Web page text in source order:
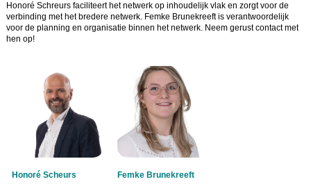
Honoré Schreurs faciliteert het netwerk op inhoudelijk vlak en zorgt voor de
verbinding met het bredere netwerk. Femke Brunekreeft is verantwoordelijk
voor de planning en organisatie binnen het netwerk. Neem gerust contact met
hen op!
Honoré Scheurs Femke Brunekreeft